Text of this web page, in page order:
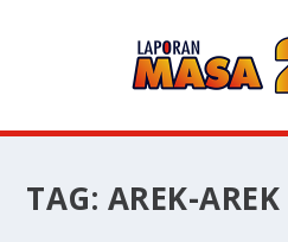
TAG: AREK-